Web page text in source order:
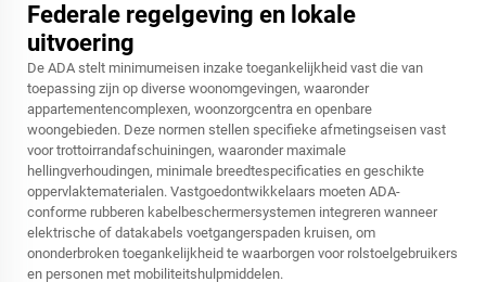
Federale regelgeving en lokale
uitvoering
De ADA stelt minimumeisen inzake toegankelijkheid vast die van
toepassing zijn op diverse woonomgevingen, waaronder
appartementencomplexen, woonzorgcentra en openbare
woongebieden. Deze normen stellen specifieke afmetingseisen vast
voor trottoirrandafschuiningen, waaronder maximale
hellingverhoudingen, minimale breedtespecificaties en geschikte
oppervlaktematerialen. Vastgoedontwikkelaars moeten ADA-
conforme rubberen kabelbeschermersystemen integreren wanneer
elektrische of datakabels voetgangerspaden kruisen, om
ononderbroken toegankelijkheid te waarborgen voor rolstoelgebruikers
en personen met mobiliteitshulpmiddelen.